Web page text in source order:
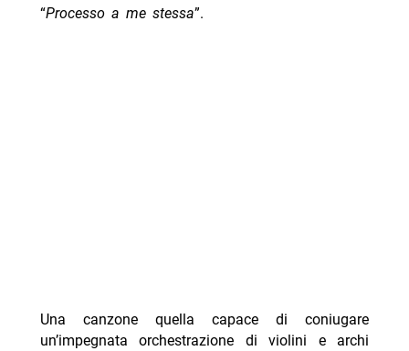
“Processo a me stessa”.
Una canzone quella capace di coniugare
un’impegnata orchestrazione di violini e archi